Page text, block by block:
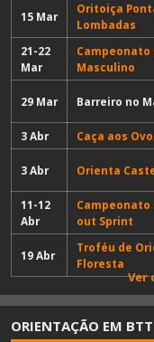
15 Mar
Oritoiça
Lombadas
21-22
Mar
Campeonato
Masculino
29 Mar Barreiro no
3 Abr
Caça aos
3 Abr Orienta
11-12
Abr
Campeonato
out Sprint
19 Abr
Troféu de
Floresta
Ver
ORIENTAÇÃO EM BTT